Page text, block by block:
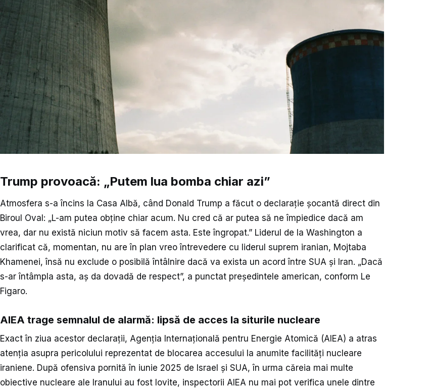
Trump provoacă: „Putem lua bomba chiar azi”
Atmosfera s-a încins la Casa Albă, când Donald Trump a făcut o declarație șocantă direct din
Biroul Oval: „L-am putea obține chiar acum. Nu cred că ar putea să ne împiedice dacă am
vrea, dar nu există niciun motiv să facem asta. Este îngropat.” Liderul de la Washington a
clarificat că, momentan, nu are în plan vreo întrevedere cu liderul suprem iranian, Mojtaba
Khamenei, însă nu exclude o posibilă întâlnire dacă va exista un acord între SUA și Iran. „Dacă
s-ar întâmpla asta, aș da dovadă de respect”, a punctat președintele american, conform Le
Figaro.
AIEA trage semnalul de alarmă: lipsă de acces la siturile nucleare
Exact în ziua acestor declarații, Agenția Internațională pentru Energie Atomică (AIEA) a atras
atenția asupra pericolului reprezentat de blocarea accesului la anumite facilități nucleare
iraniene. După ofensiva pornită în iunie 2025 de Israel și SUA, în urma căreia mai multe
obiective nucleare ale Iranului au fost lovite, inspectorii AIEA nu mai pot verifica unele dintre